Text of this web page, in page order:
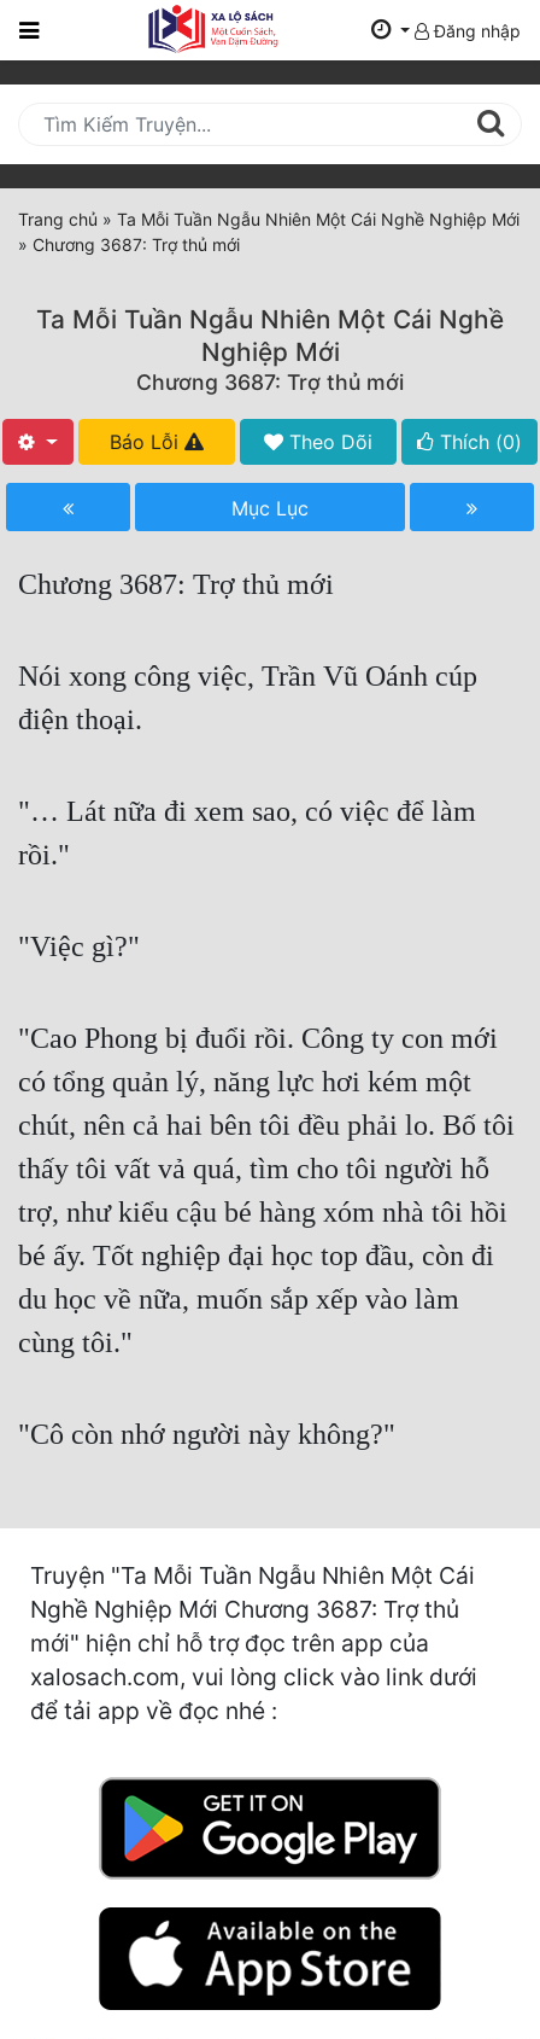
Trang
Mới
Cập
Nhật
(current)
Thể Loại
Truyện Mới Ra
Hoàn Thành
Free
Truyện Convert
Truyện Dịch
Truyện ngắn
Xa Lộ Dịch
Cung Đấu
Cổ Tiên Hiệp
Dị Giới
Dị Năng
Gia Đấu
Góc Nhìn Nữ
Huyền Nghi
Huyền Ảo
Hài Hước
Hệ Thống
Học Đường
Khoa Huyễn Không Gian
Đăng nhập
Trang chủ » Ta Mỗi Tuần Ngẫu Nhiên Một Cái Nghề Nghiệp Mới
» Chương 3687: Trợ thủ mới
Ta Mỗi Tuần Ngẫu Nhiên Một Cái Nghề
Nghiệp Mới
Chương 3687: Trợ thủ mới
Báo Lỗi Theo Dõi Thích (0)
Mục Lục
Chương 3687: Trợ thủ mới
Nói xong công việc, Trần Vũ Oánh cúp
điện thoại.
"… Lát nữa đi xem sao, có việc để làm
rồi."
"Việc gì?"
"Cao Phong bị đuổi rồi. Công ty con mới
có tổng quản lý, năng lực hơi kém một
chút, nên cả hai bên tôi đều phải lo. Bố tôi
thấy tôi vất vả quá, tìm cho tôi người hỗ
trợ, như kiểu cậu bé hàng xóm nhà tôi hồi
bé ấy. Tốt nghiệp đại học top đầu, còn đi
du học về nữa, muốn sắp xếp vào làm
cùng tôi."
"Cô còn nhớ người này không?"
Truyện "Ta Mỗi Tuần Ngẫu Nhiên Một Cái
Nghề Nghiệp Mới Chương 3687: Trợ thủ
mới" hiện chỉ hỗ trợ đọc trên app của
xalosach.com, vui lòng click vào link dưới
để tải app về đọc nhé :